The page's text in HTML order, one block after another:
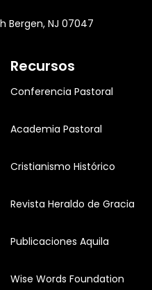
Bergen, NJ 07047
Recursos
Conferencia Pastoral
Academia Pastoral
Cristianismo Histórico
Revista Heraldo de Gracia
Publicaciones Aquila
Wise Words Foundation